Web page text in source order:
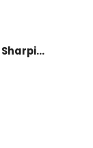
Marcador Permanente Sharpie Chisel Tip - Rojo